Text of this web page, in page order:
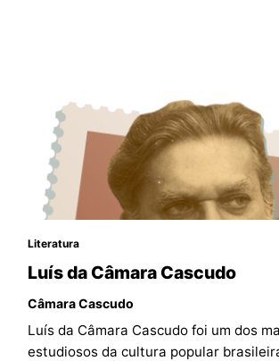
Literatura
Luís da Câmara Cascudo
Câmara Cascudo
Luís da Câmara Cascudo foi um dos
estudiosos da cultura popular